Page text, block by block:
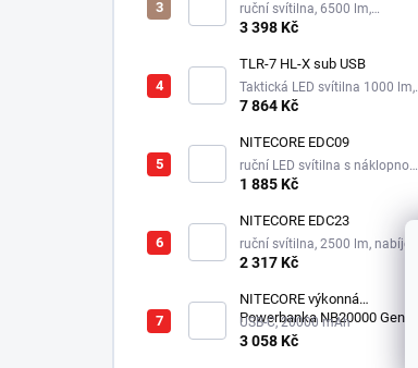
ruční svítilna, 6500 lm,
integrovaný aku 2500 mAh
3 398 Kč
TLR-7 HL-X sub USB
Taktická LED svítilna 1000 lm,
1xSL-B9 nabíjecí aku.
7 864 Kč
NITECORE EDC09
ruční LED svítilna s náklopnou
hlavou, 3 odstíny bílé,
1 885 Kč
NITECORE EDC23
ruční svítilna, 2500 lm, nabíjecí
USB-C, integrovaný aku 1500
2 317 Kč
NITECORE výkonná
Powerbanka NB20000 Gen3
USB-C, 20000 mAh
3 058 Kč